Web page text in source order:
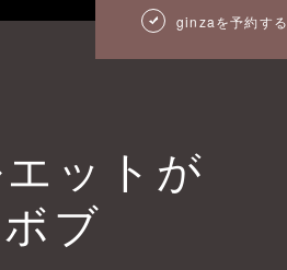
ginzaを予約する
ットが
ブ